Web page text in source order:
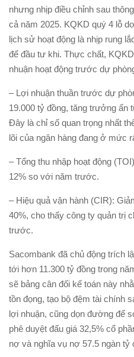
nhưng nhịp điều chỉnh sau
cả năm 2025. KQKD quý 4 lỗ
lịch sử hoạt động là nhịp rung
để đầu tư khi. Thực chất,
nhuận hoạt động trước dự
– Lợi nhuận thuần trước dự
19.000 tỷ đồng, tăng trưởng ấn
Đây là chỉ số quan trọng nhất
lõi của ngân hàng đang ở mức
– Tổng thu nhập hoạt động
12% so với năm trước.
– Hiệu quả vận hành (CIR):
40%, cho thấy công ty quản trị
trước.
Sacombank đã chủ động trích
tới hơn 11.300 tỷ đồng trong
sẽ bảng cân đối kế toán này
tồn đọng, tạo bộ đệm tài chính
lợi nhuận, cũng dọn đường để
phê duyệt đấu giá 32,5% cổ
nợ và nghĩa vụ nợ 57.5 ngàn tỷ